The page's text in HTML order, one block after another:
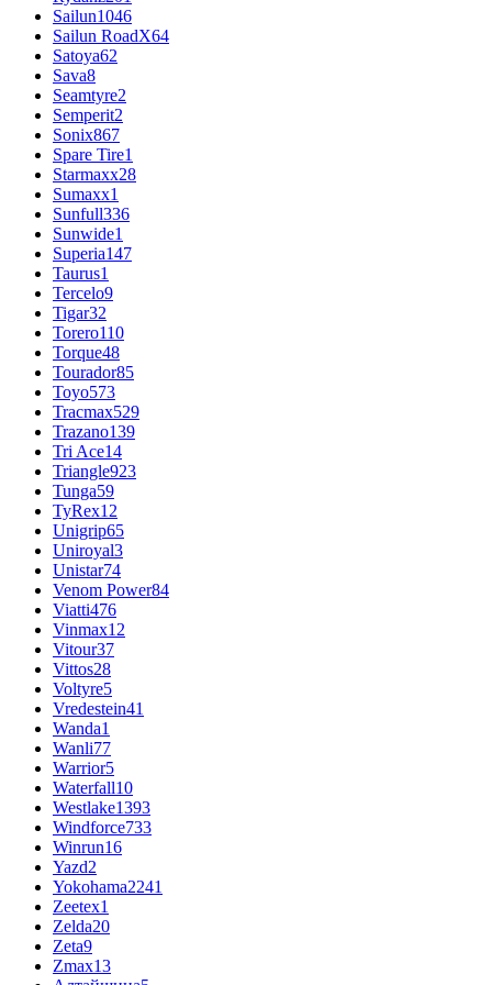
Sailun1046
Sailun RoadX64
Satoya62
Sava8
Seamtyre2
Semperit2
Sonix867
Spare Tire1
Starmaxx28
Sumaxx1
Sunfull336
Sunwide1
Superia147
Taurus1
Tercelo9
Tigar32
Torero110
Torque48
Tourador85
Toyo573
Tracmax529
Trazano139
Tri Ace14
Triangle923
Tunga59
TyRex12
Unigrip65
Uniroyal3
Unistar74
Venom Power84
Viatti476
Vinmax12
Vitour37
Vittos28
Voltyre5
Vredestein41
Wanda1
Wanli77
Warrior5
Waterfall10
Westlake1393
Windforce733
Winrun16
Yazd2
Yokohama2241
Zeetex1
Zelda20
Zeta9
Zmax13